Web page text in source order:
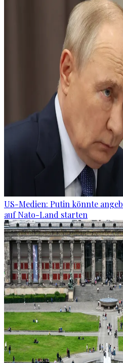
US-Medien: Putin könnte
auf Nato-Land starten